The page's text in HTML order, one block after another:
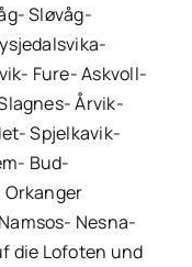
Sløvåg-
Fure- Askvoll-
Årvik-
Spjelkavik-
Bud-
Nesna-
die Lofoten und